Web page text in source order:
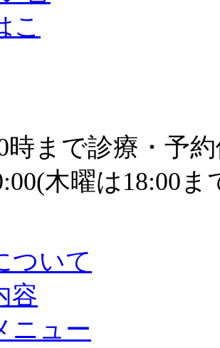
時まで診療・予
木曜は18:00
ついて
容
ニュー